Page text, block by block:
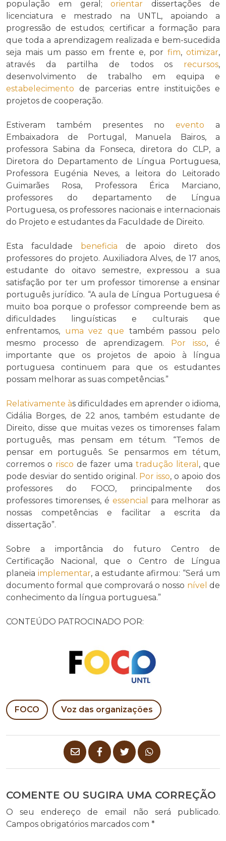
população em geral;orientar dissertações de
licenciatura e mestrado na UNTL, apoiando a
progressão de estudos; certificar a formação para
que toda a aprendizagem realizada e bem-sucedida
seja mais um passo em frente e, por fim,otimizar,
através da partilha de todos os recursos,
desenvolvimento de trabalho em equipa e
estabelecimento de parcerias entre instituições e
projetos de cooperação.
Estiveram também presentes no evento a
Embaixadora de Portugal, Manuela Bairos, a
professora Sabina da Fonseca, diretora do CLP, a
Diretora do Departamento de Língua Portuguesa,
Professora Eugénia Neves, a leitora do Leitorado
Guimarães Rosa, Professora Érica Marciano,
professores do departamento de Língua
Portuguesa, os professores nacionais e internacionais
do Projeto e estudantes da Faculdade de Direito.
Esta faculdade beneficia de apoio direto dos
professores do projeto. Auxiliadora Alves, de 17 anos,
estudante do oitavo semestre, expressou a sua
satisfação por ter um professor timorense a ensinar
português jurídico. “A aula de Língua Portuguesa é
muito boa porque o professor compreende bem as
dificuldades linguísticas e culturais que
enfrentamos, uma vez que também passou pelo
mesmo processo de aprendizagem. Por isso, é
importante que os projetos de apoio à língua
portuguesa continuem para que os estudantes
possam melhorar as suas competências.”
Relativamente às dificuldades em aprender o idioma,
Cidália Borges, de 22 anos, também estudante de
Direito, disse que muitas vezes os timorenses falam
português, mas pensam em tétum. “Temos de
pensar em português. Se pensarmos em tétum,
corremos o risco de fazer uma tradução literal , que
pode desviar do sentido original. Por isso, o apoio dos
professores do FOCO, principalmente dos
professores timorenses, é essencial
para melhorar as
nossas competências e facilitar a escrita da
dissertação”.
Sobre a importância do futuro Centro de
Certificação Nacional, que o Centro de Língua
planeia implementar, a estudante afirmou: “Será um
documento formal que comprovará o nosso nível de
conhecimento da língua portuguesa.”
CONTEÚDO PATROCINADO POR:
FOCO Voz das organizações
COMENTE OU SUGIRA UMA CORREÇÃO
O seu endereço de email não será publicado.
Campos obrigatórios marcados com *